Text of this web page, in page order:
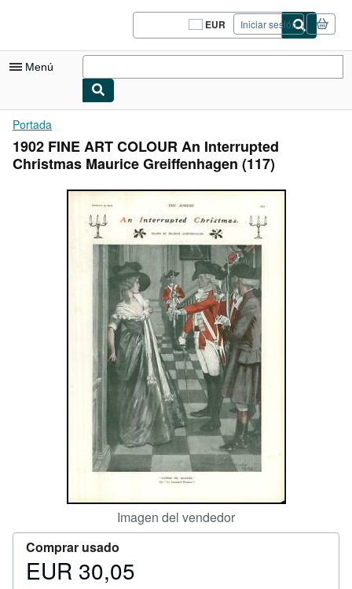
Pasar al contenido principal
EUR
Preferencias
de
del
Iniciar sesión
Menú
Mi cuenta
Consultar mis pedidos
Búsqueda avanzada
Arte y coleccionismo
Comenzar a vender
CERRAR
Portada
1902 FINE ART COLOUR An Interrupted
Christmas Maurice Greiffenhagen (117)
Imagen del vendedor
Comprar usado
Precio
EUR 30,05